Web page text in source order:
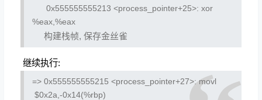
0x555555555213 <process_pointer+25>: xor
%eax,%eax
构建栈帧, 保存金丝雀
继续执行:
=> 0x555555555215 <process_pointer+27>: movl
$0x2a,-0x14(%rbp)